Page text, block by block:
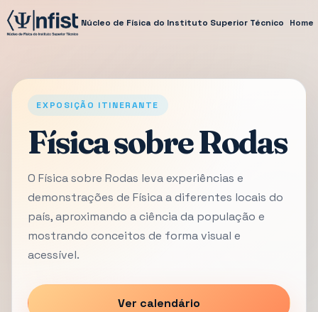
Núcleo de Física do Instituto Superior Técnico Home
EXPOSIÇÃO ITINERANTE
Física sobre Rodas
O Física sobre Rodas leva experiências e
demonstrações de Física a diferentes locais do
país, aproximando a ciência da população e
mostrando conceitos de forma visual e
acessível.
Ver calendário